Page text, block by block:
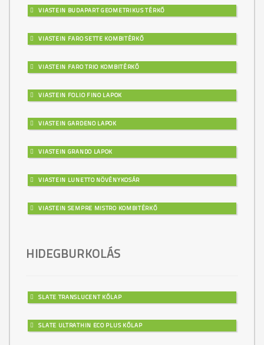
VIASTEIN BUDAPART GEOMETRIKUS TÉRKŐ
VIASTEIN FARO SETTE KOMBITÉRKŐ
VIASTEIN FARO TRIO KOMBITÉRKŐ
VIASTEIN FOLIO FINO LAPOK
VIASTEIN GARDENO LAPOK
VIASTEIN GRANDO LAPOK
VIASTEIN LUNETTO NÖVÉNYKOSÁR
VIASTEIN SEMPRE MISTRO KOMBITÉRKŐ
HIDEGBURKOLÁS
SLATE TRANSLUCENT KŐLAP
SLATE ULTRATHIN ECO PLUS KŐLAP